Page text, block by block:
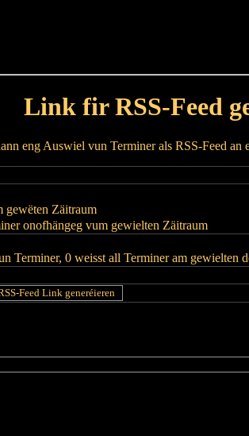
Link fir RSS-Feed
eng Auswiel vun Terminer als RSS-Feed an
gewëten Zäitraum
onofhängeg vum gewielten Zäitraum
Terminer, 0 weisst all Terminer am gewielten